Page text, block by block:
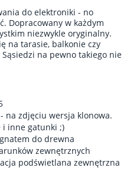
do elektroniki - no
Dopracowany w każdym
niezwykle oryginalny.
na tarasie, balkonie czy
na pewno takiego nie
na zdjęciu wersja klonowa.
i inne gatunki ;)
do drewna
zewnętrznych
podświetlana zewnętrzna